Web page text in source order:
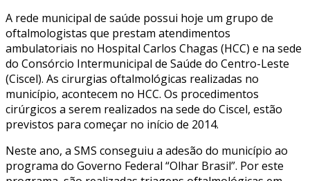
A rede municipal de saúde possui hoje um grupo de
oftalmologistas que prestam atendimentos
ambulatoriais no Hospital Carlos Chagas (HCC) e na sede
do Consórcio Intermunicipal de Saúde do Centro-Leste
(Ciscel). As cirurgias oftalmológicas realizadas no
município, acontecem no HCC. Os procedimentos
cirúrgicos a serem realizados na sede do Ciscel, estão
previstos para começar no início de 2014.
Neste ano, a SMS conseguiu a adesão do município ao
programa do Governo Federal “Olhar Brasil”. Por este